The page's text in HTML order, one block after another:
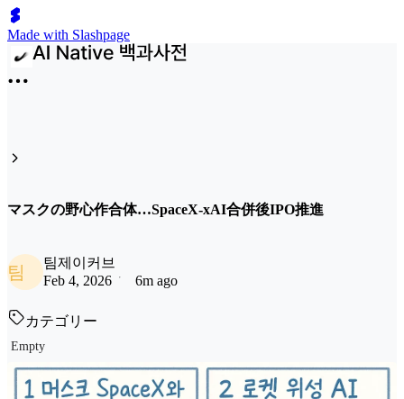
Made with Slashpage
マスクの野心作合体…SpaceX-xAI合併後IPO推進
팀
팀제이커브
Feb 4, 2026
6m ago
カテゴリー
Empty